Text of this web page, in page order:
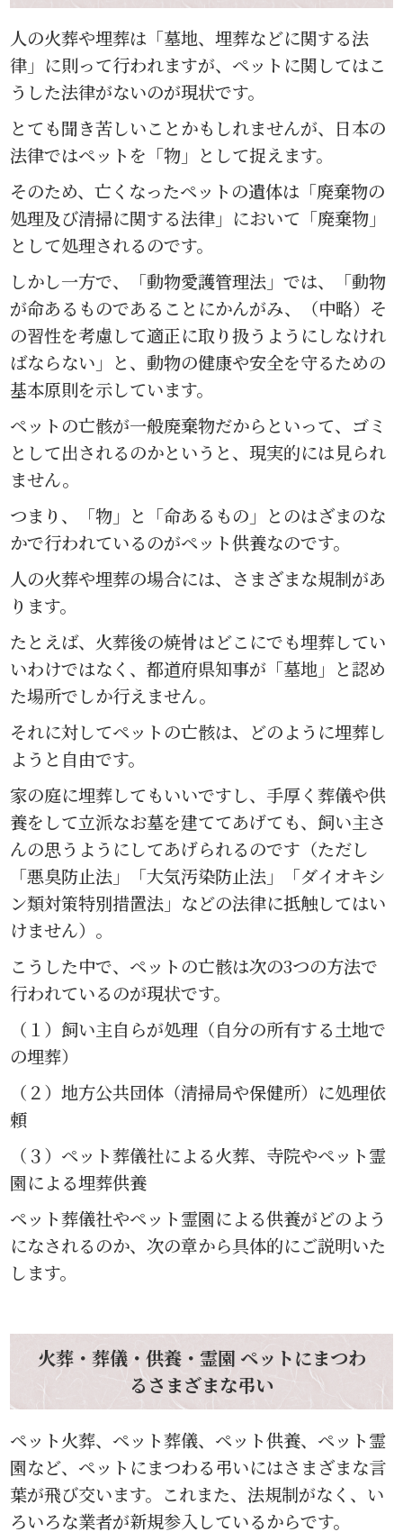
人の火葬や埋葬は「墓地、埋葬などに関する法
律」に則って行われますが、ペットに関してはこ
うした法律がないのが現状です。
とても聞き苦しいことかもしれませんが、日本の
法律ではペットを「物」として捉えます。
そのため、亡くなったペットの遺体は「廃棄物の
処理及び清掃に関する法律」において「廃棄物」
として処理されるのです。
しかし一方で、「動物愛護管理法」では、「動物
が命あるものであることにかんがみ、（中略）そ
の習性を考慮して適正に取り扱うようにしなけれ
ばならない」と、動物の健康や安全を守るための
基本原則を示しています。
ペットの亡骸が一般廃棄物だからといって、ゴミ
として出されるのかというと、現実的には見られ
ません。
つまり、「物」と「命あるもの」とのはざまのな
かで行われているのがペット供養なのです。
人の火葬や埋葬の場合には、さまざまな規制があ
ります。
たとえば、火葬後の焼骨はどこにでも埋葬してい
いわけではなく、都道府県知事が「墓地」と認め
た場所でしか行えません。
それに対してペットの亡骸は、どのように埋葬し
ようと自由です。
家の庭に埋葬してもいいですし、手厚く葬儀や供
養をして立派なお墓を建ててあげても、飼い主さ
んの思うようにしてあげられるのです（ただし
「悪臭防止法」「大気汚染防止法」「ダイオキシ
ン類対策特別措置法」などの法律に抵触してはい
けません）。
こうした中で、ペットの亡骸は次の3つの方法で
行われているのが現状です。
（１）飼い主自らが処理（自分の所有する土地で
の埋葬）
（２）地方公共団体（清掃局や保健所）に処理依
頼
（３）ペット葬儀社による火葬、寺院やペット霊
園による埋葬供養
ペット葬儀社やペット霊園による供養がどのよう
になされるのか、次の章から具体的にご説明いた
します。
火葬・葬儀・供養・霊園 ペットにまつわ
るさまざまな弔い
ペット火葬、ペット葬儀、ペット供養、ペット霊
園など、ペットにまつわる弔いにはさまざまな言
葉が飛び交います。これまた、法規制がなく、い
ろいろな業者が新規参入しているからです。